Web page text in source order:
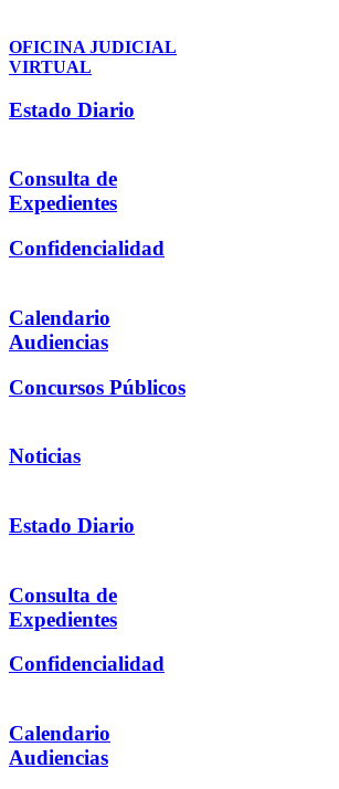
OFICINA JUDICIAL
VIRTUAL
Estado Diario
Consulta de
Expedientes
Confidencialidad
Calendario
Audiencias
Concursos Públicos
Noticias
Estado Diario
Consulta de
Expedientes
Confidencialidad
Calendario
Audiencias